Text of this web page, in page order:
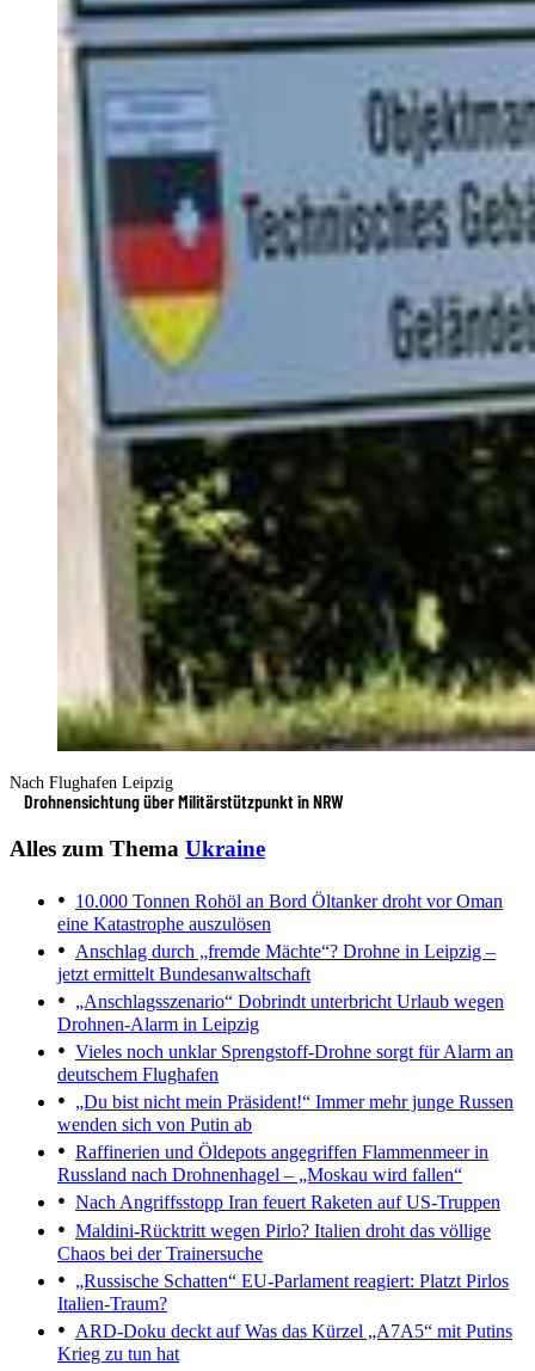
Nach Flughafen Leipzig
Drohnensichtung über Militärstützpunkt in NRW
Alles zum Thema Ukraine
10.000 Tonnen Rohöl an Bord Öltanker droht vor Oman
eine Katastrophe auszulösen
Anschlag durch „fremde Mächte“? Drohne in Leipzig –
jetzt ermittelt Bundesanwaltschaft
„Anschlagsszenario“ Dobrindt unterbricht Urlaub wegen
Drohnen-Alarm in Leipzig
Vieles noch unklarSprengstoff-Drohne sorgt für Alarm an
deutschem Flughafen
„Du bist nicht mein Präsident!“ Immer mehr junge Russen
wenden sich von Putin ab
Raffinerien und Öldepots angegriffen Flammenmeer in
Russland nach Drohnenhagel – „Moskau wird fallen“
Nach Angriffsstopp Iran feuert Raketen auf US-Truppen
Maldini-Rücktritt wegen Pirlo? Italien droht das völlige
Chaos bei der Trainersuche
„Russische Schatten“ EU-Parlament reagiert: Platzt Pirlos
Italien-Traum?
ARD-Doku deckt aufWas das Kürzel „A7A5“ mit Putins
Krieg zu tun hat